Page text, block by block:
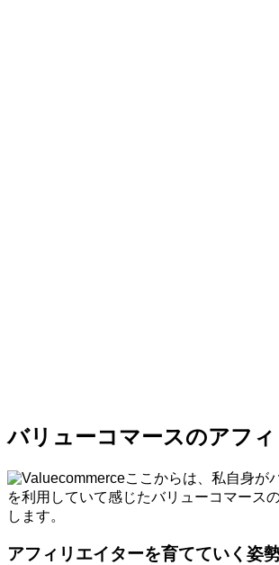
バリューコマースのアフィ
ここからは、私自身が
を利用していて感じたバリューコマース
します。
アフィリエイターを育てていく姿